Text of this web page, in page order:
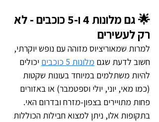
🌟 גם מלונות 4 ו-5 כוכבים - לא
רק לעשירים
למרות שמאוריציוס מזוהה עם נופש יוקרתי,
חשוב לדעת שגם מלונות 5 כוכבים
יכולים
להיות משתלמים במיוחד בעונות שקטות
(כמו מאי, יוני, יולי וספטמבר) או באזורים
פחות מתויירים בצפון-מזרח ובדרום האי.
בתקופות אלו, ניתן למצוא חבילות הכוללות